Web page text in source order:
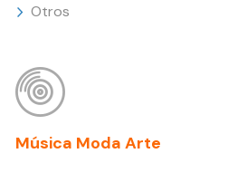
Otros
Música Moda Arte